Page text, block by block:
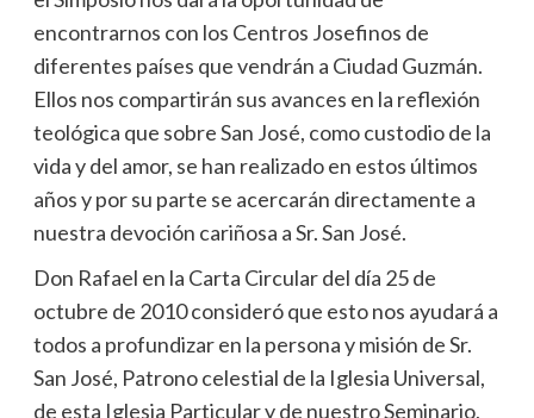
encontrarnos con los Centros Josefinos de
diferentes países que vendrán a Ciudad Guzmán.
Ellos nos compartirán sus avances en la reflexión
teológica que sobre San José, como custodio de la
vida y del amor, se han realizado en estos últimos
años y por su parte se acercarán directamente a
nuestra devoción cariñosa a Sr. San José.
Don Rafael en la Carta Circular del día 25 de
octubre de 2010 consideró que esto nos ayudará a
todos a profundizar en la persona y misión de Sr.
San José, Patrono celestial de la Iglesia Universal,
de esta Iglesia Particular y de nuestro Seminario,